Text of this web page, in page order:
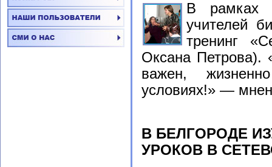
В рамках
учителей
тренинг
Оксана Петрова).
важен,
условиях!» —
В БЕЛГОРОДЕ
УРОКОВ В